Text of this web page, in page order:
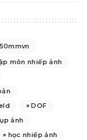
50mmvn
môn nhiếp ảnh
DOF
ảnh
học nhiếp ảnh